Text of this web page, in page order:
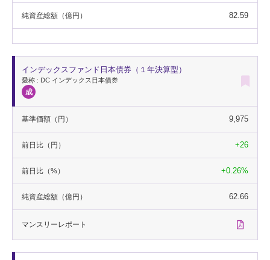
純資産総額 （億円） 82.59
インデックスファンド日本債券（１年決算型）
愛称 : DC インデックス日本債券
基準価額 （円） 9,975
前日比 （円） +26
前日比 （%） +0.26%
純資産総額 （億円） 62.66
マンスリーレポート